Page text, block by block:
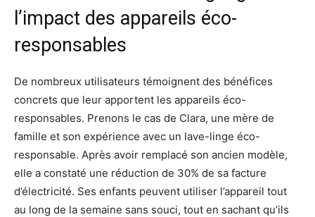
l’impact des appareils éco-
responsables
De nombreux utilisateurs témoignent des bénéfices
concrets que leur apportent les appareils éco-
responsables. Prenons le cas de Clara, une mère de
famille et son expérience avec un lave-linge éco-
responsable. Après avoir remplacé son ancien modèle,
elle a constaté une réduction de 30% de sa facture
d’électricité. Ses enfants peuvent utiliser l’appareil tout
au long de la semaine sans souci, tout en sachant qu’ils